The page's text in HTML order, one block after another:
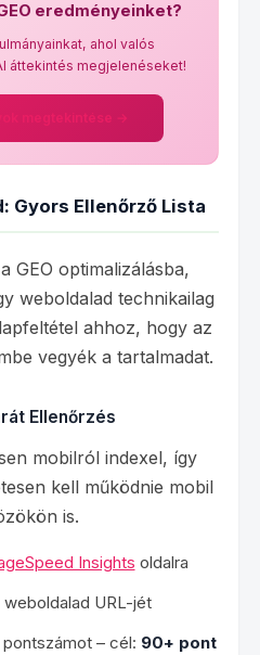
eredményeinket?
ahol valós
áttekintés megjelenéseket!
megtekintése →
Gyors Ellenőrző Lista
GEO optimalizálásba,
weboldalad technikailag
ahhoz, hogy az
vegyék a tartalmadat.
Ellenőrzés
mobilról indexel, így
kell működnie mobil
is.
Insights oldalra
URL-jét
– cél: 90+ pont